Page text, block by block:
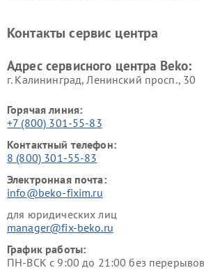
Ремонт холодильников Beko Ремонт
Контакты сервис центра
Адрес сервисного центра Beko:
г. Калининград, Ленинский просп., 30
Горячая линия:
+7 (800) 301-55-83
Контактный телефон:
8 (800) 301-55-83
Электронная почта:
info@beko-fixim.ru
для юридических лиц
manager@fix-beko.ru
График работы:
ПН-ВСК с 9:00 до 21:00 без